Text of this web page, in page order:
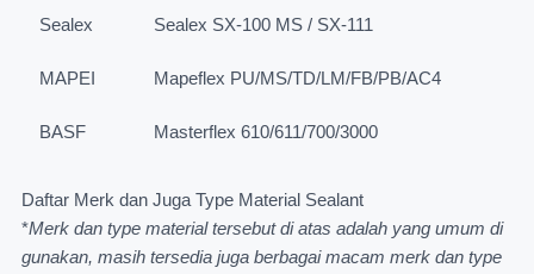
Sealex Sealex SX-100 MS / SX-111
MAPEI Mapeflex PU/MS/TD/LM/FB/PB/AC4
BASF Masterflex 610/611/700/3000
Daftar Merk dan Juga Type Material Sealant
*Merk dan type material tersebut di atas adalah yang umum di
gunakan, masih tersedia juga berbagai macam merk dan type